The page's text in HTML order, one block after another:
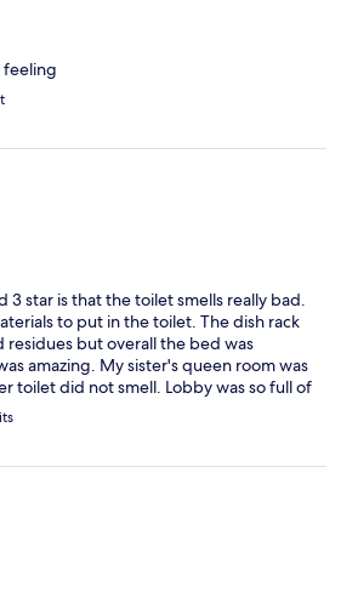
3 star is that the toilet smells really bad.
to put in the toilet. The dish rack
residues but overall the bed was
amazing. My sister's queen room was
toilet did not smell. Lobby was so full of
be able to check in immediately. You
question about check in time which
hotel. They are service apartment.
late both in and out but he was very
stinky i would totally go back. The
was so walkable and convenient.
5 minutes away.